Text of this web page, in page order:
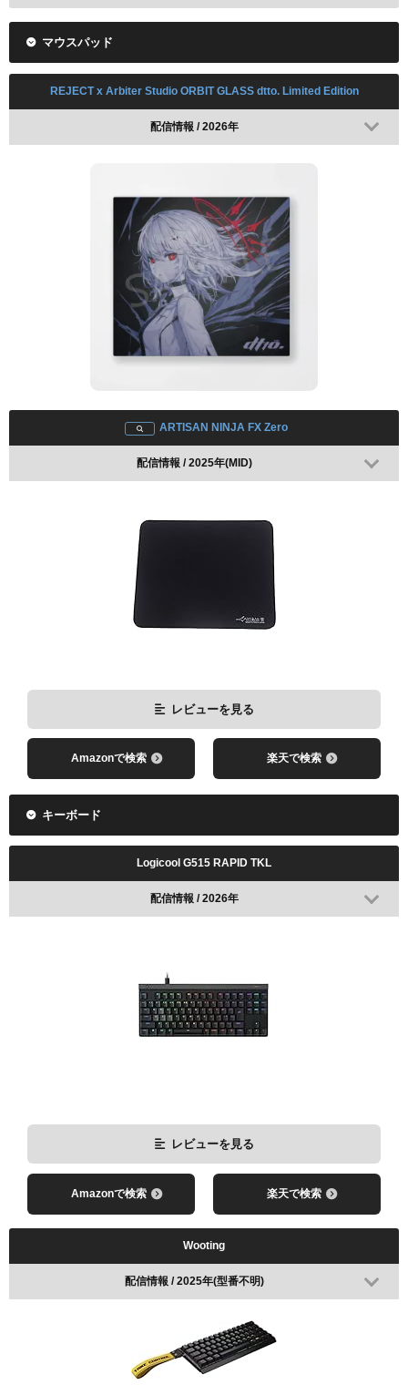
配信情報 / 2024年
Amazonで検索 楽天で検索
配信情報 / 2024年
レビューを見る
Amazonで検索
マウスパッド
REJECT x Arbiter Studio ORBIT GLASS dtto. Limited Edition
配信情報 / 2026年
ARTISAN NINJA FX Zero
配信情報 / 2025年(MID)
レビューを見る
Amazonで検索 楽天で検索
キーボード
Logicool G515 RAPID TKL
配信情報 / 2026年
レビューを見る
Amazonで検索 楽天で検索
Wooting
配信情報 / 2025年(型番不明)